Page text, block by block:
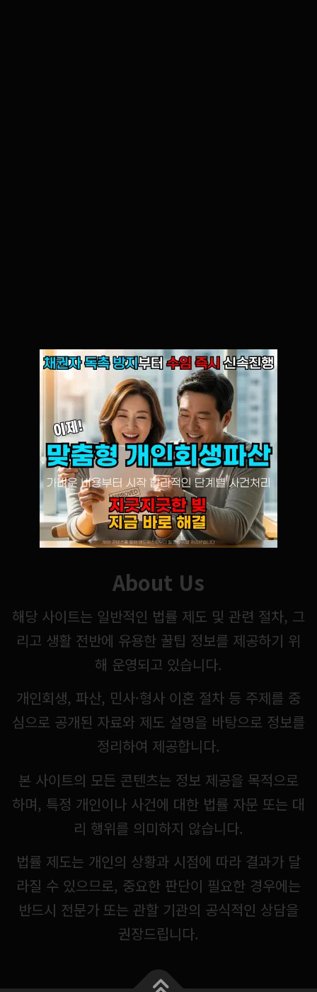
About Us
해당 사이트는 일반적인 법률 제도 및 관련 절차, 그
리고 생활 전반에 유용한 꿀팁 정보를 제공하기 위
해 운영되고 있습니다.
개인회생, 파산, 민사·형사 이혼 절차 등 주제를 중
심으로 공개된 자료와 제도 설명을 바탕으로 정보를
정리하여 제공합니다.
본 사이트의 모든 콘텐츠는 정보 제공을 목적으로
하며, 특정 개인이나 사건에 대한 법률 자문 또는 대
리 행위를 의미하지 않습니다.
법률 제도는 개인의 상황과 시점에 따라 결과가 달
라질 수 있으므로, 중요한 판단이 필요한 경우에는
반드시 전문가 또는 관할 기관의 공식적인 상담을
권장드립니다.